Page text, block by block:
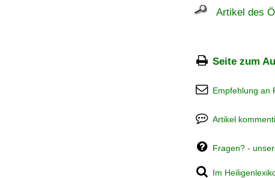
Artikel des
Seite zum
Empfehlung an
Artikel
Fragen? -
Im